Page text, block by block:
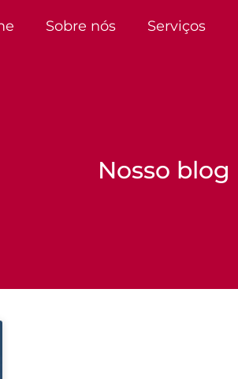
Sobre nós Serviços
Nosso blog